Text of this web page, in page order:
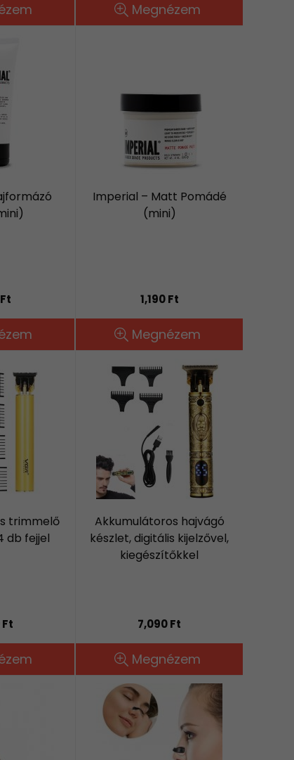
Megnézem
Imperial – Matt Pomádé
(mini)
1,190 Ft
Megnézem
trimmelő
db fejjel
Akkumulátoros hajvágó
készlet, digitális kijelzővel,
kiegészítőkkel
7,090 Ft
Megnézem